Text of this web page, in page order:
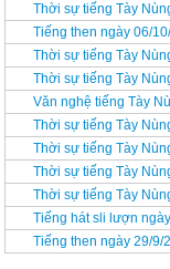
Thời sự tiếng Tày
Tiếng then ngày 06/
Thời sự tiếng Tày
Thời sự tiếng Tày
Văn nghệ tiếng Tày
Thời sự tiếng Tày
Thời sự tiếng Tày
Thời sự tiếng Tày
Thời sự tiếng Tày
Tiếng hát sli lượn
Tiếng then ngày 29/9/